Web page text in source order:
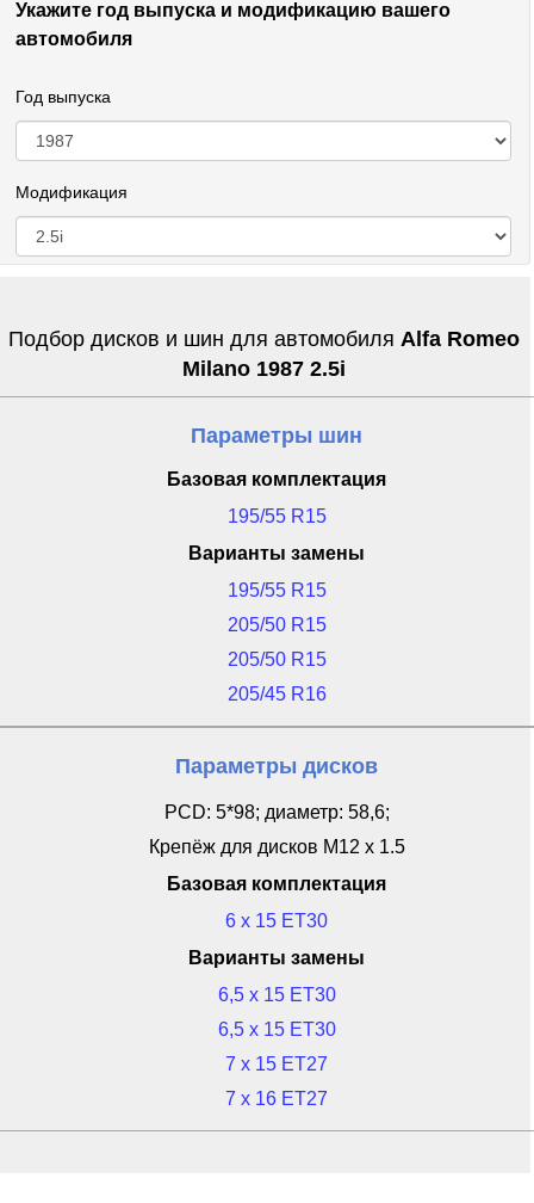
Укажите год выпуска и модификацию вашего
автомобиля
Год выпуска
Модификация
Подбор дисков и шин для автомобиля Alfa Romeo
Milano 1987 2.5i
Параметры шин
Базовая комплектация
195/55 R15
Варианты замены
195/55 R15
205/50 R15
205/50 R15
205/45 R16
Параметры дисков
PCD: 5*98; диаметр: 58,6;
Крепёж для дисков M12 x 1.5
Базовая комплектация
6 x 15 ET30
Варианты замены
6,5 x 15 ET30
6,5 x 15 ET30
7 x 15 ET27
7 x 16 ET27